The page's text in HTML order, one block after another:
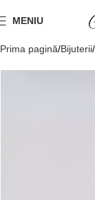
MENIU
Prima pagină Bijuterii